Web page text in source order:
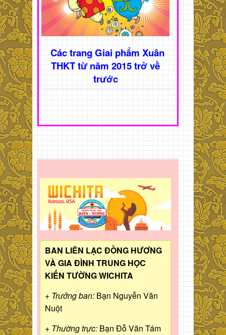
Các trang Giai phẩm Xuân
THKT từ năm 2015 trở về
trước
BAN LIÊN LẠC ĐỒNG HƯƠNG
VÀ GIA ĐÌNH TRUNG HỌC
KIẾN TƯỜNG WICHITA
+ Trưởng ban: Bạn Nguyễn Văn
Nuột
+ Thường trực: Bạn Đỗ Văn Tám